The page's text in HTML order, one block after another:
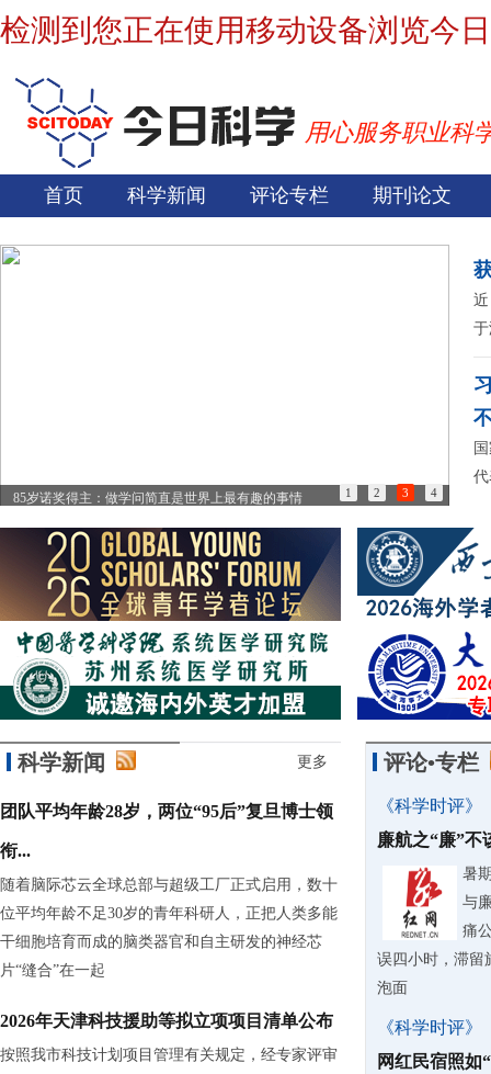
检测到您正在使用移动设备浏览今
用心服务职业科
首页 科学新闻 评论专栏 期刊论文
85岁诺奖得主：做学问简直是世界上最有趣的事情 1 2 3 4
科学新闻 更多
团队平均年龄28岁，两位“95后”复旦博士领
衔...
随着脑际芯云全球总部与超级工厂正式启用，数十
位平均年龄不足30岁的青年科研人，正把人类多能
干细胞培育而成的脑类器官和自主研发的神经芯
片“缝合”在一起
2026年天津科技援助等拟立项项目清单公布
按照我市科技计划项目管理有关规定，经专家评审
评论•专栏
《科学时评》
廉航之“廉”不
暑
与
痛
误四小时，滞留
泡面
《科学时评》
网红民宿照如